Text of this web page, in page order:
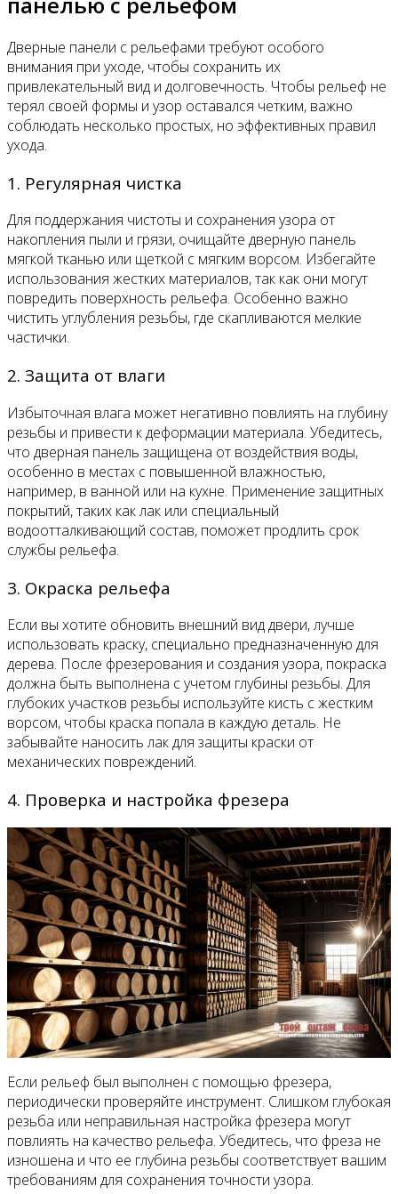
Дверные панели с рельефами требуют особого
внимания при уходе, чтобы сохранить их
привлекательный вид и долговечность. Чтобы рельеф не
терял своей формы и узор оставался четким, важно
соблюдать несколько простых, но эффективных правил
ухода.
1. Регулярная чистка
Для поддержания чистоты и сохранения узора от
накопления пыли и грязи, очищайте дверную панель
мягкой тканью или щеткой с мягким ворсом. Избегайте
использования жестких материалов, так как они могут
повредить поверхность рельефа. Особенно важно
чистить углубления резьбы, где скапливаются мелкие
частички.
2. Защита от влаги
Избыточная влага может негативно повлиять на глубину
резьбы и привести к деформации материала. Убедитесь,
что дверная панель защищена от воздействия воды,
особенно в местах с повышенной влажностью,
например, в ванной или на кухне. Применение защитных
покрытий, таких как лак или специальный
водоотталкивающий состав, поможет продлить срок
службы рельефа.
3. Окраска рельефа
Если вы хотите обновить внешний вид двери, лучше
использовать краску, специально предназначенную для
дерева. После фрезерования и создания узора, покраска
должна быть выполнена с учетом глубины резьбы. Для
глубоких участков резьбы используйте кисть с жестким
ворсом, чтобы краска попала в каждую деталь. Не
забывайте наносить лак для защиты краски от
механических повреждений.
4. Проверка и настройка фрезера
Если рельеф был выполнен с помощью фрезера,
периодически проверяйте инструмент. Слишком глубокая
резьба или неправильная настройка фрезера могут
повлиять на качество рельефа. Убедитесь, что фреза не
изношена и что ее глубина резьбы соответствует вашим
требованиям для сохранения точности узора.